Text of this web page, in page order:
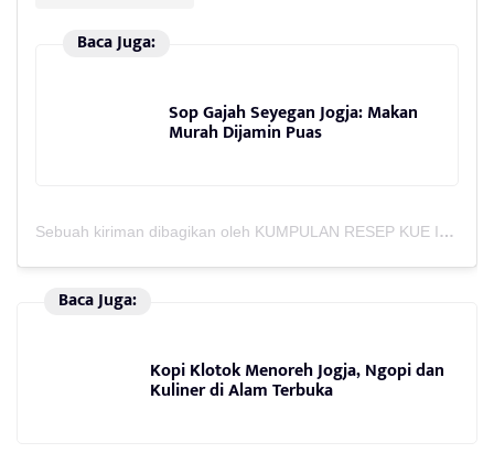
Baca Juga:
Sop Gajah Seyegan Jogja: Makan
Murah Dijamin Puas
Sebuah kiriman dibagikan oleh KUMPULAN RESEP KUE ISTIMEWA🌐 (@catatanresepkue)
Baca Juga:
Kopi Klotok Menoreh Jogja, Ngopi dan
Kuliner di Alam Terbuka